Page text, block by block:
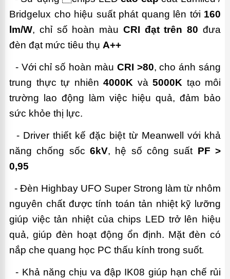
Bridgelux cho hiệu suất phát quang lên tới 160
lm/W, chỉ số hoàn màu CRI đạt trên 80 đưa
đèn đạt mức tiêu thụ A++
- Với chỉ số hoàn màu CRI >80, cho ánh sáng
trung thực tự nhiên 4000K và 5000K tạo môi
trường lao động làm việc hiệu quả, đảm bảo
sức khỏe thị lực.
- Driver thiết kế đặc biệt từ Meanwell với khả
năng chống sốc 6kV, hệ số công suất PF >
0,95
- Đèn Highbay UFO Super Strong làm từ nhôm
nguyên chất được tính toán tản nhiệt kỹ lưỡng
giúp việc tản nhiệt của chips LED trở lên hiệu
quả, giúp đèn hoạt động ổn định. Mặt đèn có
nắp che quang học PC thấu kính trong suốt.
- Khả năng chịu va đập IK08 giúp hạn chế rủi